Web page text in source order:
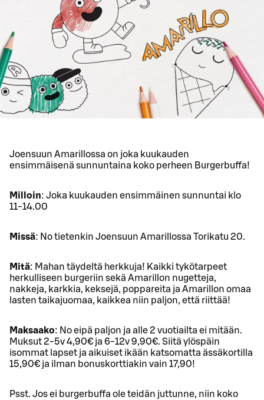
Joensuun Amarillossa on joka kuukauden
ensimmäisenä sunnuntaina koko perheen Burgerbuffa!
Milloin: Joka kuukauden ensimmäinen sunnuntai klo
11-14.00
Missä: No tietenkin Joensuun Amarillossa Torikatu 20.
Mitä: Mahan täydeltä herkkuja! Kaikki tykötarpeet
herkulliseen burgeriin sekä Amarillon nugetteja,
nakkeja, karkkia, keksejä, poppareita ja Amarillon omaa
lasten taikajuomaa, kaikkea niin paljon, että riittää!
Maksaako: No eipä paljon ja alle 2 vuotiailta ei mitään.
Muksut 2-5v 4,90€ ja 6-12v 9,90€. Siitä ylöspäin
isommat lapset ja aikuiset ikään katsomatta ässäkortilla
15,90€ ja ilman bonuskorttiakin vain 17,90!
Psst. Jos ei burgerbuffa ole teidän juttunne, niin koko